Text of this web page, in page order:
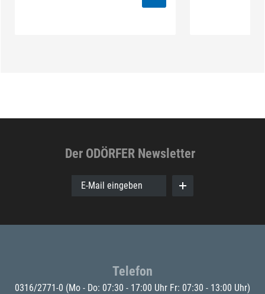
Der ODÖRFER Newsletter
E-Mail eingeben
Telefon
0316/2771-0 (Mo - Do: 07:30 - 17:00 Uhr Fr: 07:30 - 13:00 Uhr)